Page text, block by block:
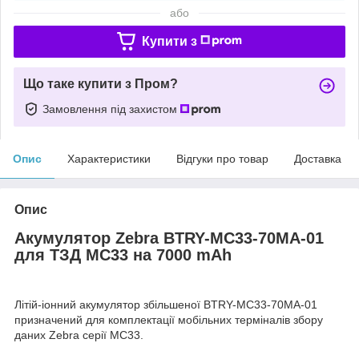
або
Купити з
Що таке купити з Пром?
Замовлення під захистом
Опис Характеристики Відгуки про товар Доставка
Опис
Акумулятор Zebra BTRY-MC33-70MA-01
для ТЗД MC33 на 7000 mAh
Літій-іонний акумулятор збільшеної BTRY-MC33-70MA-01
призначений для комплектації мобільних терміналів збору
даних Zebra серії MC33.